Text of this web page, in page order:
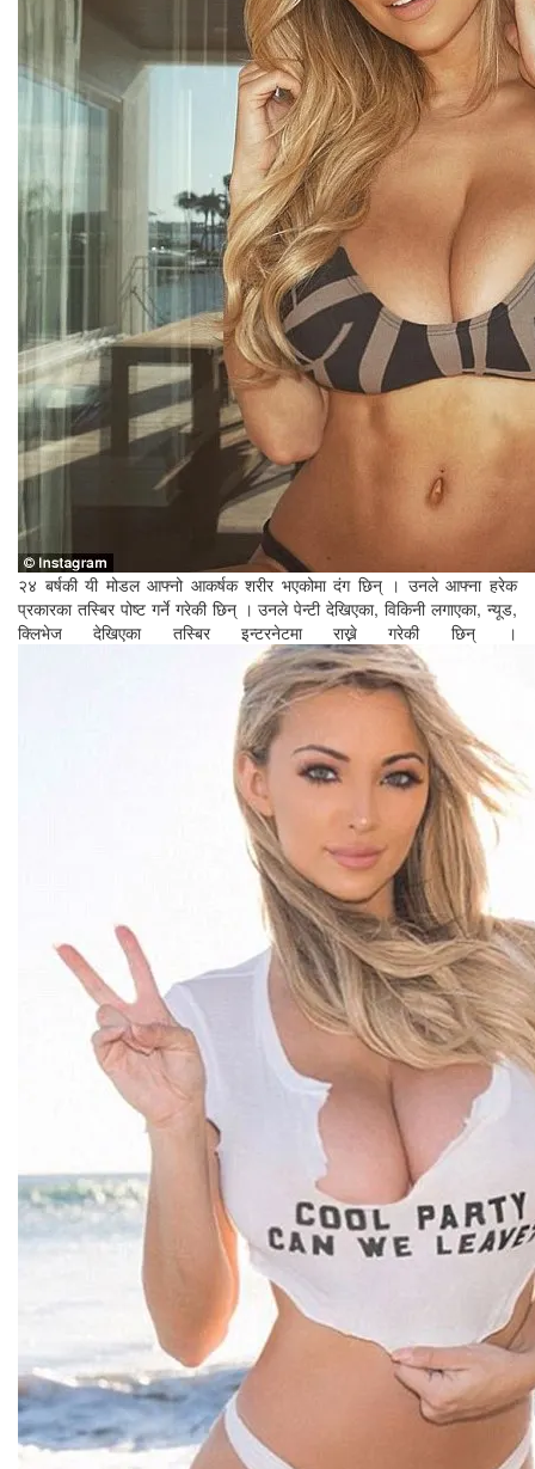
२४ बर्षकी यी मोडल आफ्नो आकर्षक शरीर भएकोमा दंग छिन् । उनले आफ्ना हरेक
प्रकारका तस्बिर पोष्ट गर्ने गरेकी छिन् । उनले पेन्टी देखिएका, विकिनी लगाएका, न्यूड,
क्लिभेज देखिएका तस्बिर इन्टरनेटमा राख्ने गरेकी छिन् ।